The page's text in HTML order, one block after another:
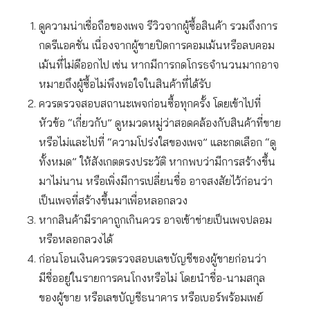
ดูความน่าเชื่อถือของเพจ รีวิวจากผู้ซื้อสินค้า รวมถึงการ
กดรีแอคชั่น เนื่องจากผู้ขายปิดการคอมเม้นหรือลบคอม
เม้นที่ไม่ดีออกไป เช่น หากมีการกดโกรธจำนวนมากอาจ
หมายถึงผู้ซื้อไม่พึงพอใจในสินค้าที่ได้รับ
ควรตรวจสอบสถานะเพจก่อนซื้อทุกครั้ง โดยเข้าไปที่
หัวข้อ “เกี่ยวกับ” ดูหมวดหมู่ว่าสอดคล้องกับสินค้าที่ขาย
หรือไม่และไปที่ “ความโปร่งใสของเพจ” และกดเลือก “ดู
ทั้งหมด” ให้สังเกตตรงประวัติ หากพบว่ามีการสร้างขึ้น
มาไม่นาน หรือเพิ่งมีการเปลี่ยนชื่อ อาจสงสัยไว้ก่อนว่า
เป็นเพจที่สร้างขึ้นมาเพื่อหลอกลวง
หากสินค้ามีราคาถูกเกินควร อาจเข้าข่ายเป็นเพจปลอม
หรือหลอกลวงได้
ก่อนโอนเงินควรตรวจสอบเลขบัญชีของผู้ขายก่อนว่า
มีชื่ออยู่ในรายการคนโกงหรือไม่ โดยนำชื่อ-นามสกุล
ของผู้ขาย หรือเลขบัญชีธนาคาร หรือเบอร์พร้อมเพย์